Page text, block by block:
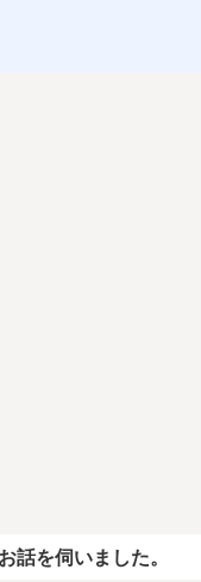
を伺いました。